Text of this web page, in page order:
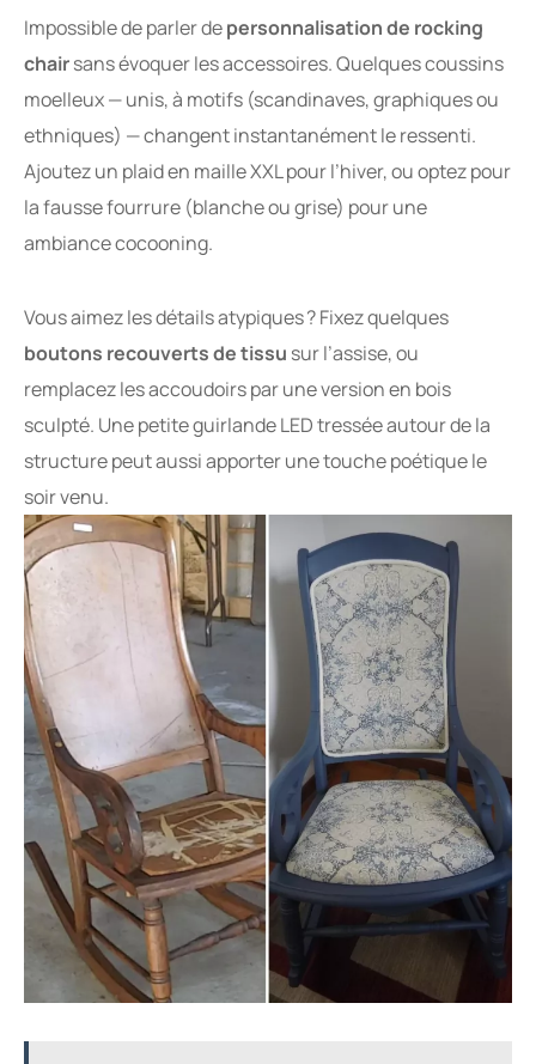
Impossible de parler depersonnalisation de rocking
chairsans évoquer les accessoires. Quelques coussins
moelleux — unis, à motifs (scandinaves, graphiques ou
ethniques) — changent instantanément le ressenti.
Ajoutez un plaid en maille XXL pour l’hiver, ou optez pour
la fausse fourrure (blanche ou grise) pour une
ambiance cocooning.
Vous aimez les détails atypiques ? Fixez quelques
boutons recouverts de tissu sur l’assise, ou
remplacez les accoudoirs par une version en bois
sculpté. Une petite guirlande LED tressée autour de la
structure peut aussi apporter une touche poétique le
soir venu.